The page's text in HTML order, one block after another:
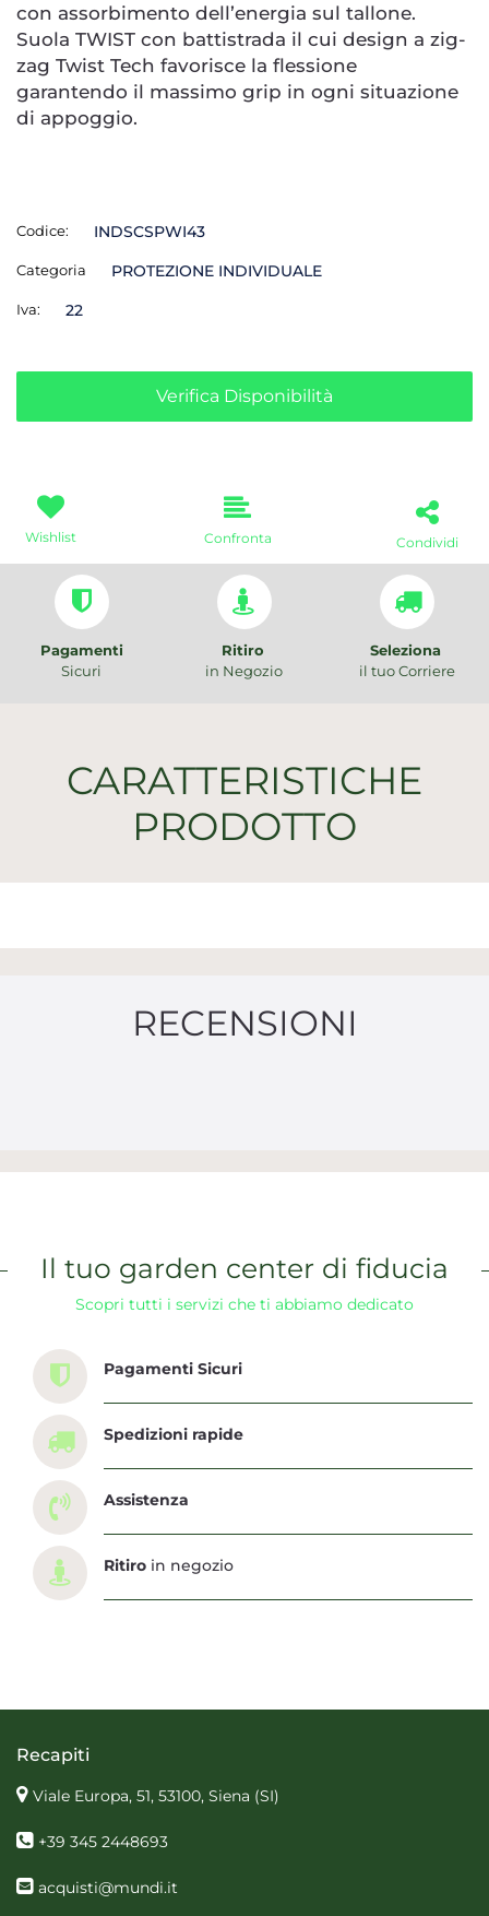
con assorbimento dell’energia sul tallone.
Suola TWIST con battistrada il cui design a zig-
zag Twist Tech favorisce la flessione
garantendo il massimo grip in ogni situazione
di appoggio.
Codice: INDSCSPWI43
Categoria PROTEZIONE INDIVIDUALE
Iva: 22
Verifica Disponibilità
Wishlist Confronta Condividi
Pagamenti
Sicuri
Ritiro
in Negozio
Seleziona
il tuo Corriere
CARATTERISTICHE
PRODOTTO
RECENSIONI
Il tuo garden center di fiducia
Scopri tutti i servizi che ti abbiamo dedicato
Pagamenti Sicuri
Spedizioni rapide
Assistenza
Ritiro in negozio
Recapiti
Viale Europa, 51, 53100, Siena (SI)
+39 345 2448693
acquisti@mundi.it